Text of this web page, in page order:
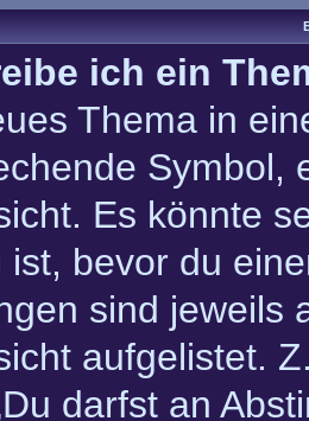
ich ein
Thema in
Symbol,
Es könnte
ist, bevor du
sind jeweils
aufgelistet.
darfst an